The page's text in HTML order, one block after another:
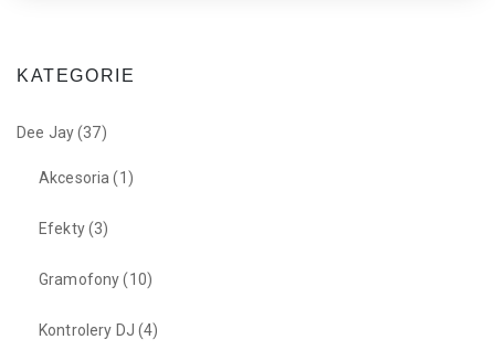
KATEGORIE
Dee Jay(37)
Akcesoria (1)
Efekty(3)
Gramofony(10)
Kontrolery DJ (4)